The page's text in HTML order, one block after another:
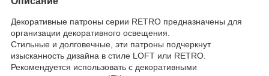
Декоративные патроны серии RETRO предназначены для
организации декоративного освещения.
Стильные и долговечные, эти патроны подчеркнут
изысканность дизайна в стиле LOFT или RETRO.
Рекомендуется использовать с декоративными